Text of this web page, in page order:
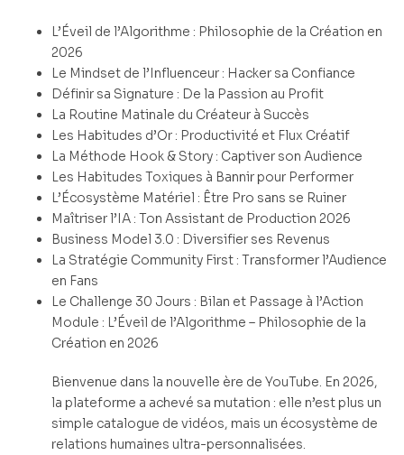
L’Éveil de l’Algorithme : Philosophie de la Création en
2026
Le Mindset de l’Influenceur : Hacker sa Confiance
Définir sa Signature : De la Passion au Profit
La Routine Matinale du Créateur à Succès
Les Habitudes d’Or : Productivité et Flux Créatif
La Méthode Hook & Story : Captiver son Audience
Les Habitudes Toxiques à Bannir pour Performer
L’Écosystème Matériel : Être Pro sans se Ruiner
Maîtriser l’IA : Ton Assistant de Production 2026
Business Model 3.0 : Diversifier ses Revenus
La Stratégie Community First : Transformer l’Audience
en Fans
Le Challenge 30 Jours : Bilan et Passage à l’Action
Module : L’Éveil de l’Algorithme – Philosophie de la
Création en 2026
Bienvenue dans la nouvelle ère de YouTube. En 2026,
la plateforme a achevé sa mutation : elle n’est plus un
simple catalogue de vidéos, mais un écosystème de
relations humaines ultra-personnalisées.